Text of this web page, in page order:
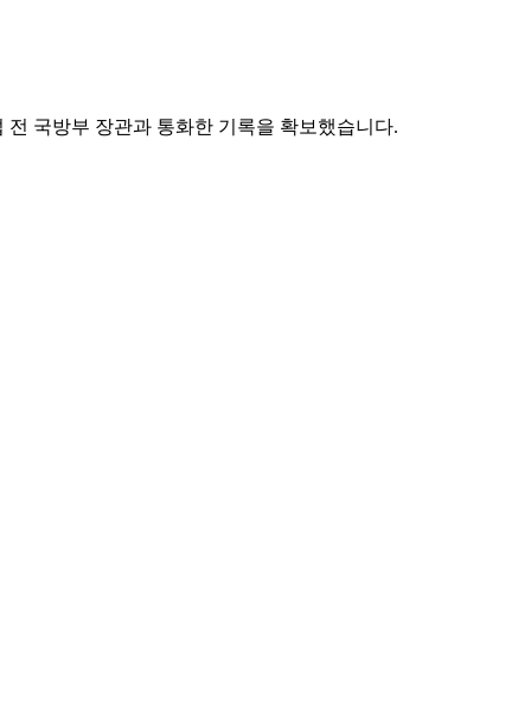
국방부 장관과 통화한 기록을 확보했습니다.